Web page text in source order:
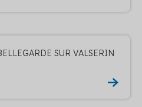
SUR VALSERIN